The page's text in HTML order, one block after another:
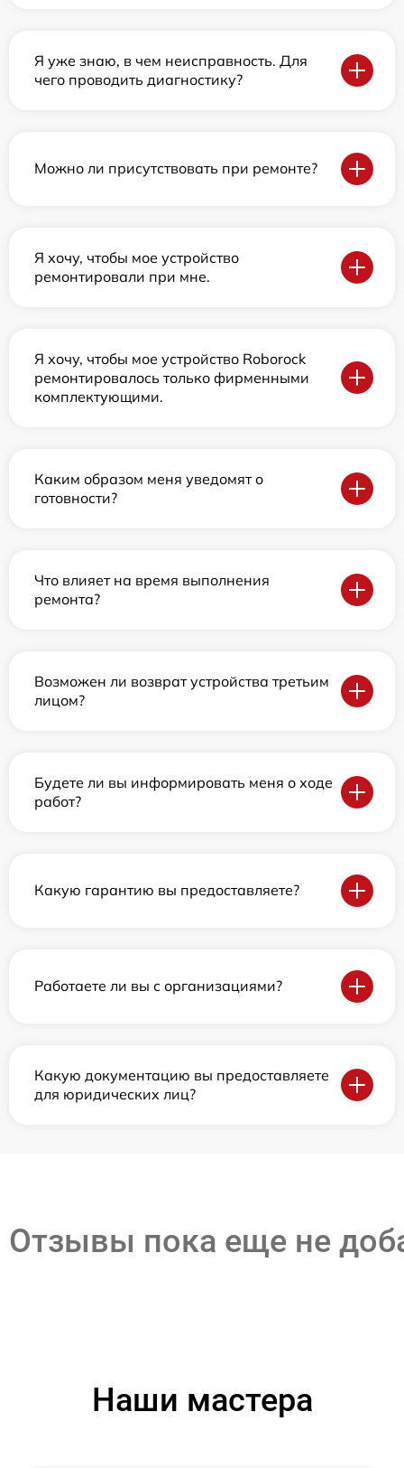
Я уже знаю, в чем неисправность. Для
чего проводить диагностику?
Можно ли присутствовать при ремонте?
Я хочу, чтобы мое устройство
ремонтировали при мне.
Я хочу, чтобы мое устройство Roborock
ремонтировалось только фирменными
комплектующими.
Каким образом меня уведомят о
готовности?
Что влияет на время выполнения
ремонта?
Возможен ли возврат устройства третьим
лицом?
Будете ли вы информировать меня о ходе
работ?
Какую гарантию вы предоставляете?
Работаете ли вы с организациями?
Какую документацию вы предоставляете
для юридических лиц?
Отзывы пока еще не
Наши мастера